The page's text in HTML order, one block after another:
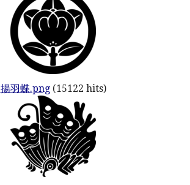
揚羽蝶.png(15122 hits)